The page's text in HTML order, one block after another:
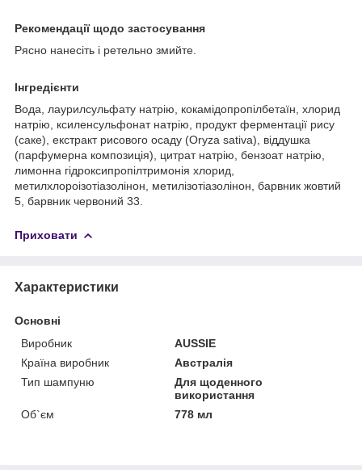
Рекомендації щодо застосування
Рясно нанесіть і ретельно змийте.
Інгредієнти
Вода, лаурилсульфату натрію, кокамідопропілбетаїн, хлорид
натрію, ксиленсульфонат натрію, продукт ферментації рису
(саке), екстракт рисового осаду (Oryza sativa), віддушка
(парфумерна композиція), цитрат натрію, бензоат натрію,
лимонна гідроксипропілтримонія хлорид,
метилхлороізотіазолінон, метилізотіазолінон, барвник жовтий
5, барвник червоний 33.
Приховати
Характеристики
Основні
Виробник
AUSSIE
Країна виробник
Австралія
Тип шампуню
Для щоденного
використання
Об`єм
778 мл